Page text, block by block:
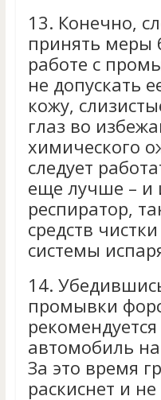
13. Конечно,
принять меры
работе с
не допускать
кожу,
глаз во
химического
следует
еще лучше – и
респиратор,
средств
системы
14.
промывки
автомобиль
За это время
раскиснет и